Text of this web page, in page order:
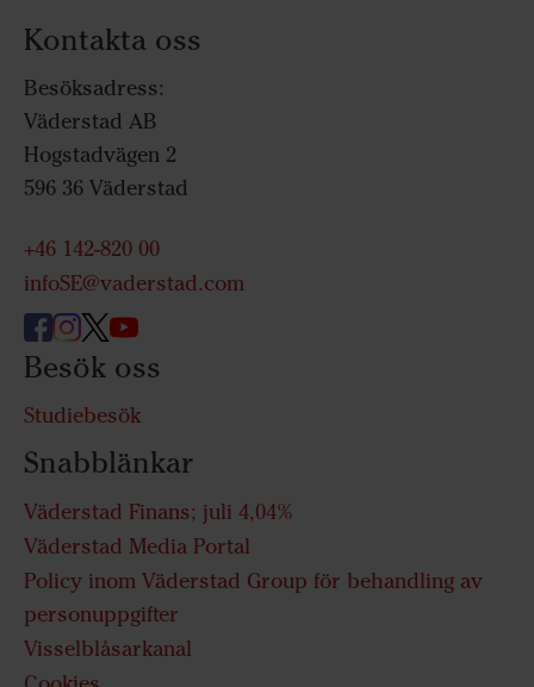
Kontakta oss
Besöksadress:
Väderstad AB
Hogstadvägen 2
596 36 Väderstad
+46 142-820 00
infoSE@vaderstad.com
Besök oss
Studiebesök
Snabblänkar
Väderstad Finans; juli 4,04%
Väderstad Media Portal
Policy inom Väderstad Group för behandling av
personuppgifter
Visselblåsarkanal